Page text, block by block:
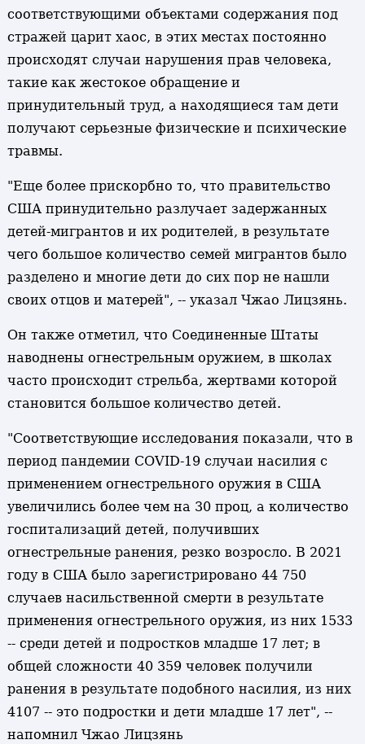
соответствующими объектами содержания под
стражей царит хаос, в этих местах постоянно
происходят случаи нарушения прав человека,
такие как жестокое обращение и
принудительный труд, а находящиеся там дети
получают серьезные физические и психические
травмы.
"Еще более прискорбно то, что правительство
США принудительно разлучает задержанных
детей-мигрантов и их родителей, в результате
чего большое количество семей мигрантов было
разделено и многие дети до сих пор не нашли
своих отцов и матерей", -- указал Чжао Лицзянь.
Он также отметил, что Соединенные Штаты
наводнены огнестрельным оружием, в школах
часто происходит стрельба, жертвами которой
становится большое количество детей.
"Соответствующие исследования показали, что в
период пандемии COVID-19 случаи насилия с
применением огнестрельного оружия в США
увеличились более чем на 30 проц, а количество
госпитализаций детей, получивших
огнестрельные ранения, резко возросло. В 2021
году в США было зарегистрировано 44 750
случаев насильственной смерти в результате
применения огнестрельного оружия, из них 1533
-- среди детей и подростков младше 17 лет; в
общей сложности 40 359 человек получили
ранения в результате подобного насилия, из них
4107 -- это подростки и дети младше 17 лет", --
напомнил Чжао Лицзянь